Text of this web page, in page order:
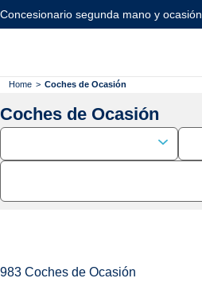
Concesionario segunda mano y ocasión
Home > Coches de Ocasión
Coches de Ocasión
983 Coches de Ocasión